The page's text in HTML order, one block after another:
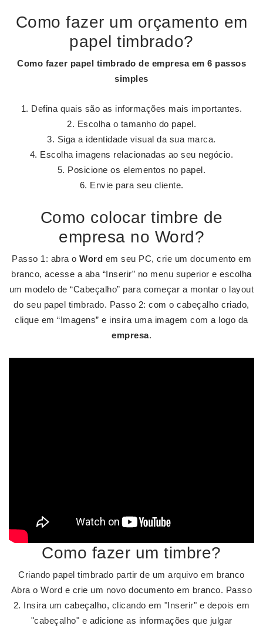
Como fazer um orçamento em
papel timbrado?
Como fazer papel timbrado de empresa em 6 passos
simples
Defina quais são as informações mais importantes.
Escolha o tamanho do papel.
Siga a identidade visual da sua marca.
Escolha imagens relacionadas ao seu negócio.
Posicione os elementos no papel.
Envie para seu cliente.
Como colocar timbre de
empresa no Word?
Passo 1: abra o Word em seu PC, crie um documento em
branco, acesse a aba “Inserir” no menu superior e escolha
um modelo de “Cabeçalho” para começar a montar o layout
do seu papel timbrado. Passo 2: com o cabeçalho criado,
clique em “Imagens” e insira uma imagem com a logo da
empresa.
Como fazer um timbre?
Criando papel timbrado partir de um arquivo em branco
Abra o Word e crie um novo documento em branco. Passo
2. Insira um cabeçalho, clicando em "Inserir" e depois em
"cabeçalho" e adicione as informações que julgar